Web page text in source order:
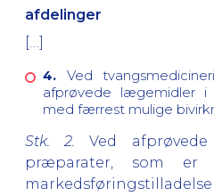
afdelinger
[…]
4. Ved
afprøvede lægemidler i
med færrest mulige
Stk. 2. Ved
præparater, som er